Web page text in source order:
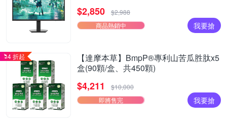
$2,850
$2,988
商品熱銷中
我要搶
4 折起
【達摩本草】BmpP®專利山苦瓜胜肽x5
盒(90顆/盒、共450顆)
$4,211
$10,000
即將售完
我要搶